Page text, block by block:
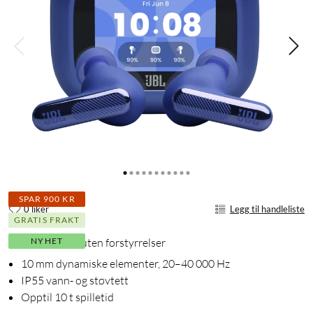
SPAR 900 KR
GRATIS FRAKT
NYHET
0 liker Legg til handleliste
Nyt Hi-Res-lyd uten forstyrrelser
10 mm dynamiske elementer, 20–40 000 Hz
IP55 vann- og støvtett
Opptil 10 t spilletid